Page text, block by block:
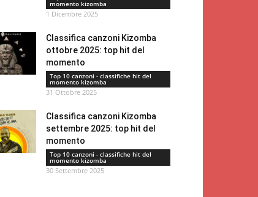
momento kizomba
1 Dicembre 2025
Classifica canzoni Kizomba
ottobre 2025: top hit del
momento
Top 10 canzoni - classifiche hit del
momento kizomba
31 Ottobre 2025
Classifica canzoni Kizomba
settembre 2025: top hit del
momento
Top 10 canzoni - classifiche hit del
momento kizomba
30 Settembre 2025